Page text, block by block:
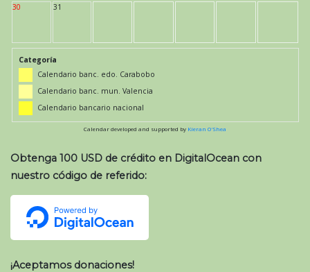
30 31
Categoría
Calendario banc. edo. Carabobo
Calendario banc. mun. Valencia
Calendario bancario nacional
Calendar developed and supported by Kieran O'Shea
Obtenga 100 USD de crédito en DigitalOcean con
nuestro código de referido:
¡Aceptamos donaciones!